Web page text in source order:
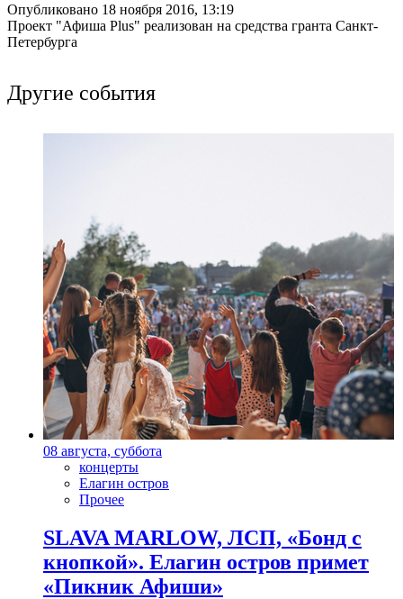
Опубликовано 18 ноября 2016, 13:19
Проект "Афиша Plus" реализован на средства гранта Санкт-
Петербурга
Другие события
08 августа, суббота
концерты
Елагин остров
Прочее
SLAVA MARLOW, ЛСП, «Бонд с
кнопкой». Елагин остров примет
«Пикник Афиши»